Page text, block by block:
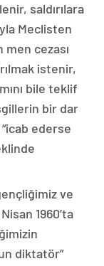
saldırılara
Meclisten
men cezası
istenir,
bile teklif
bir dar
ederse
ve
1960’ta
diktatör”